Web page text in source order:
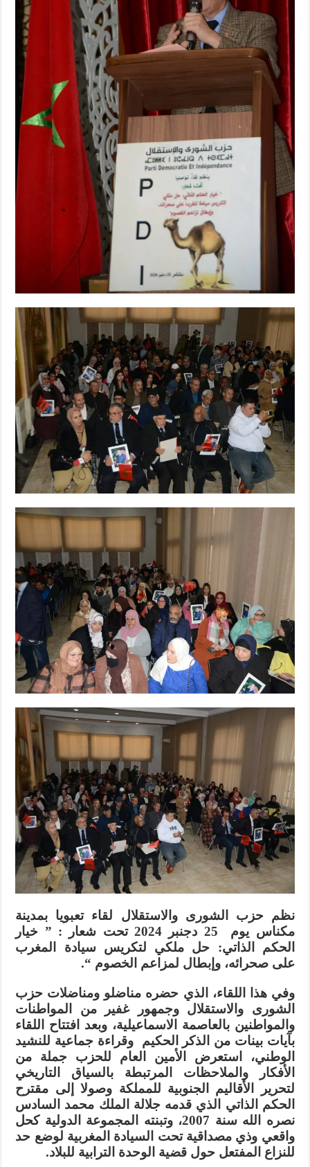
نظم حزب الشورى والاستقلال لقاء تعبويا بمدينة
مكناس يوم 25 دجنبر 2024 تحت شعار : ” خيار
الحكم الذاتي: حل ملكي لتكريس سيادة المغرب
على صحرائه، وإبطال لمزاعم الخصوم “.
وفي هذا اللقاء، الذي حضره مناضلو ومناضلات حزب
الشورى والاستقلال وجمهور غفير من المواطنات
والمواطنين بالعاصمة الاسماعيلية، وبعد افتتاح اللقاء
بآيات بينات من الذكر الحكيم وقراءة جماعية للنشيد
الوطني، استعرض الأمين العام للحزب جملة من
الأفكار والملاحظات المرتبطة بالسياق التاريخي
لتحرير الأقاليم الجنوبية للمملكة وصولا إلى مقترح
الحكم الذاتي الذي قدمه جلالة الملك محمد السادس
نصره الله سنة 2007، وتبنته المجموعة الدولية كحل
واقعي وذي مصداقية تحت السيادة المغربية لوضع حد
للنزاع المفتعل حول قضية الوحدة الترابية للبلاد.